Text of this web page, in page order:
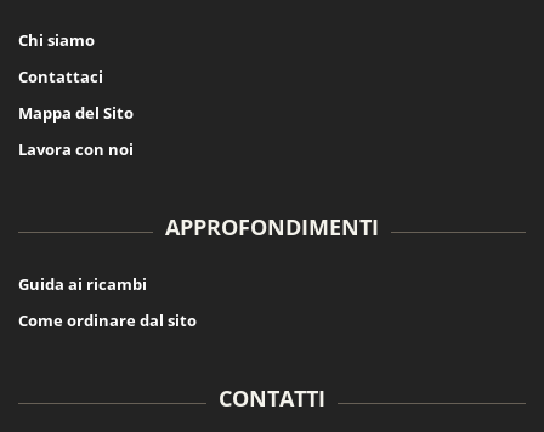
Chi siamo
Contattaci
Mappa del Sito
Lavora con noi
APPROFONDIMENTI
Guida ai ricambi
Come ordinare dal sito
CONTATTI